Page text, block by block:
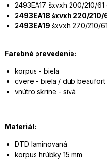
2493EA17 šxvxh 200/210/61
2493EA18 šxvxh 220/210/
2493EA19 šxvxh 270/210/
Farebné prevedenie:
korpus - biela
dvere - biela / dub beaufort
vnútro skrine - sivá
Materiál:
DTD laminovaná
korpus hrúbky 15 mm